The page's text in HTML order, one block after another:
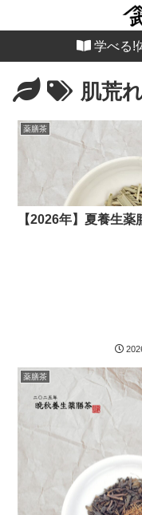
学べる!
肌荒
薬膳茶
【2026年】夏養生薬
薬膳茶